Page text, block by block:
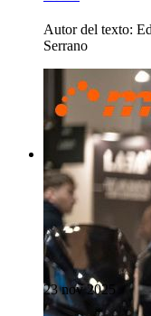
Autor del texto:
Serrano
23 nov 2025